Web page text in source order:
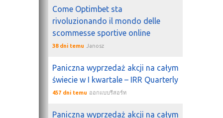
Come Optimbet sta
rivoluzionando il mondo delle
scommesse sportive online
38 dni temu Janosz
Paniczna wyprzedaż akcji na całym
świecie w I kwartale – IRR Quarterly
457 dni temu ออกแบบรีสอร์ท
Paniczna wyprzedaż akcji na całym